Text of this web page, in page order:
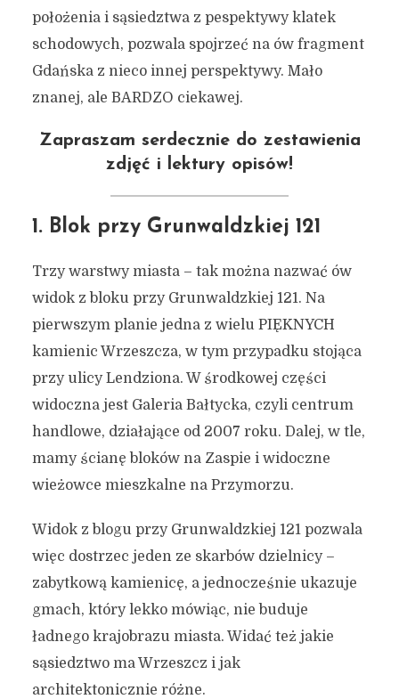
położenia i sąsiedztwa z pespektywy klatek
schodowych, pozwala spojrzeć na ów fragment
Gdańska z nieco innej perspektywy. Mało
znanej, ale BARDZO ciekawej.
Zapraszam serdecznie do zestawienia
zdjęć i lektury opisów!
1. Blok przy Grunwaldzkiej 121
Trzy warstwy miasta – tak można nazwać ów
widok z bloku przy Grunwaldzkiej 121. Na
pierwszym planie jedna z wielu PIĘKNYCH
kamienic Wrzeszcza, w tym przypadku stojąca
przy ulicy Lendziona. W środkowej części
widoczna jest Galeria Bałtycka, czyli centrum
handlowe, działające od 2007 roku. Dalej, w tle,
mamy ścianę bloków na Zaspie i widoczne
wieżowce mieszkalne na Przymorzu.
Widok z blogu przy Grunwaldzkiej 121 pozwala
więc dostrzec jeden ze skarbów dzielnicy –
zabytkową kamienicę, a jednocześnie ukazuje
gmach, który lekko mówiąc, nie buduje
ładnego krajobrazu miasta. Widać też jakie
sąsiedztwo ma Wrzeszcz i jak
architektonicznie różne.